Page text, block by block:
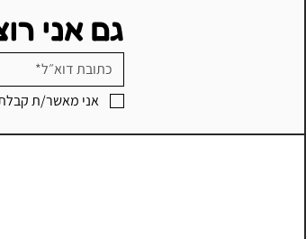
גם אני
אני מאשר/ת